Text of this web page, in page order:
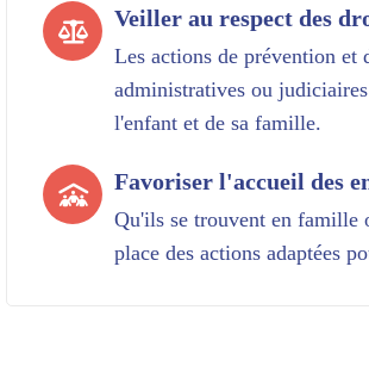
Veiller au respect des
Les actions de prévention et
administratives ou
l'enfant et de sa famille.
Favoriser l'accueil des
Qu'ils se trouvent en famille
place des actions adaptées